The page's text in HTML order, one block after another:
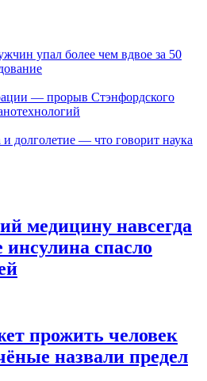
упал более чем вдвое за 50
— прорыв Стэнфордского
долголетие — что говорит наука
медицину навсегда
спасло
прожить человек
назвали предел